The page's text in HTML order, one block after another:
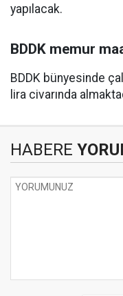
yapılacak.
BDDK memur
BDDK bünyesinde
lira civarında
HABERE